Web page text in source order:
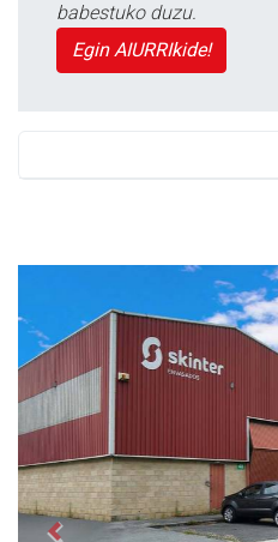
babestuko duzu.
Egin AIURRIkide!